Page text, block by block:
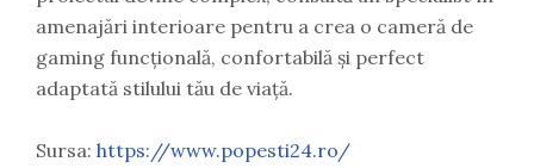
amenajări interioare pentru a crea o cameră de
gaming funcțională, confortabilă și perfect
adaptată stilului tău de viață.
Sursa: https://www.popesti24.ro/